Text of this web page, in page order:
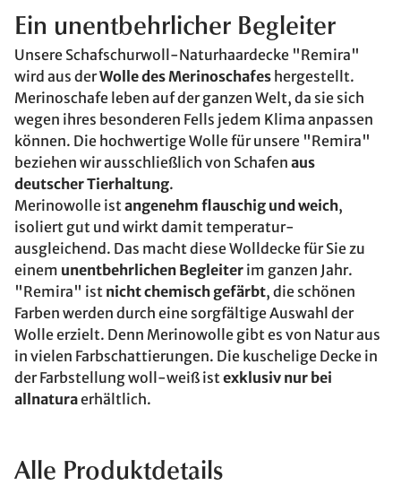
Ein unentbehrlicher Begleiter
Unsere Schafschurwoll-Naturhaardecke "Remira"
wird aus derWolle des Merinoschafes hergestellt.
Merinoschafe leben auf der ganzen Welt, da sie sich
wegen ihres besonderen Fells jedem Klima anpassen
können. Die hochwertige Wolle für unsere "Remira"
beziehen wir ausschließlich von Schafen aus
deutscher Tierhaltung.
Merinowolle istangenehm flauschig und weich,
isoliert gut und wirkt damit temperatur-
ausgleichend. Das macht diese Wolldecke für Sie zu
einem unentbehrlichen Begleiter im ganzen Jahr.
"Remira" ist nicht chemisch gefärbt, die schönen
Farben werden durch eine sorgfältige Auswahl der
Wolle erzielt. Denn Merinowolle gibt es von Natur aus
in vielen Farbschattierungen. Die kuschelige Decke in
der Farbstellung woll-weiß istexklusiv nur bei
allnaturaerhältlich.
Alle Produktdetails